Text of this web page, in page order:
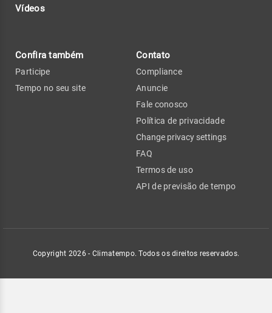
Vídeos
Confira também
Participe
Tempo no seu site
Contato
Compliance
Anuncie
Fale conosco
Política de privacidade
Change privacy settings
FAQ
Termos de uso
API de previsão de tempo
Copyright 2026 - Climatempo. Todos os direitos reservados.